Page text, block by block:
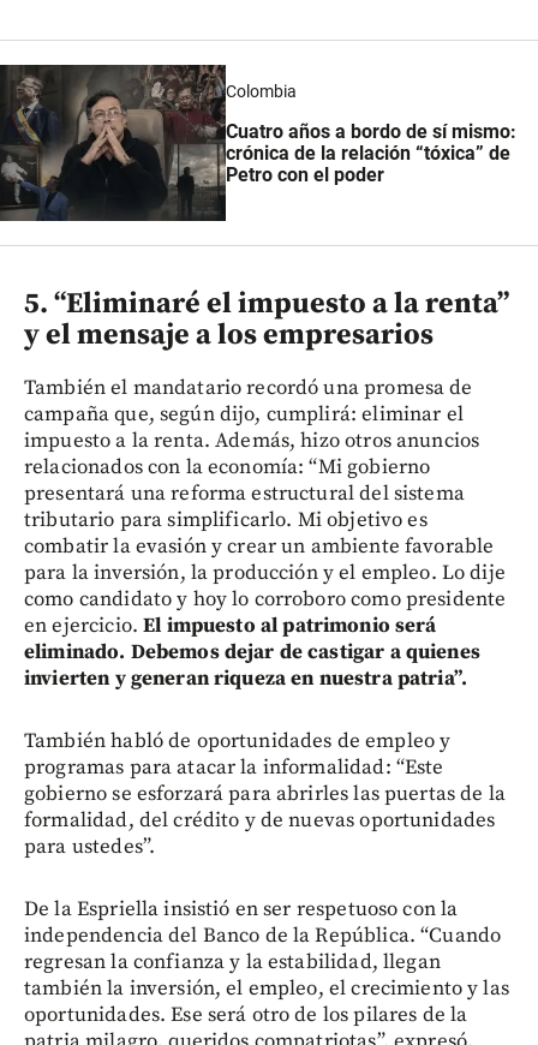
Colombia
Cuatro años a bordo de sí mismo:
crónica de la relación “tóxica” de
Petro con el poder
5. “Eliminaré el impuesto a la renta”
y el mensaje a los empresarios
También el mandatario recordó una promesa de
campaña que, según dijo, cumplirá: eliminar el
impuesto a la renta. Además, hizo otros anuncios
relacionados con la economía: “Mi gobierno
presentará una reforma estructural del sistema
tributario para simplificarlo. Mi objetivo es
combatir la evasión y crear un ambiente favorable
para la inversión, la producción y el empleo. Lo dije
como candidato y hoy lo corroboro como presidente
en ejercicio. El impuesto al patrimonio será
eliminado. Debemos dejar de castigar a quienes
invierten y generan riqueza en nuestra patria”.
También habló de oportunidades de empleo y
programas para atacar la informalidad: “Este
gobierno se esforzará para abrirles las puertas de la
formalidad, del crédito y de nuevas oportunidades
para ustedes”.
De la Espriella insistió en ser respetuoso con la
independencia del Banco de la República. “Cuando
regresan la confianza y la estabilidad, llegan
también la inversión, el empleo, el crecimiento y las
oportunidades. Ese será otro de los pilares de la